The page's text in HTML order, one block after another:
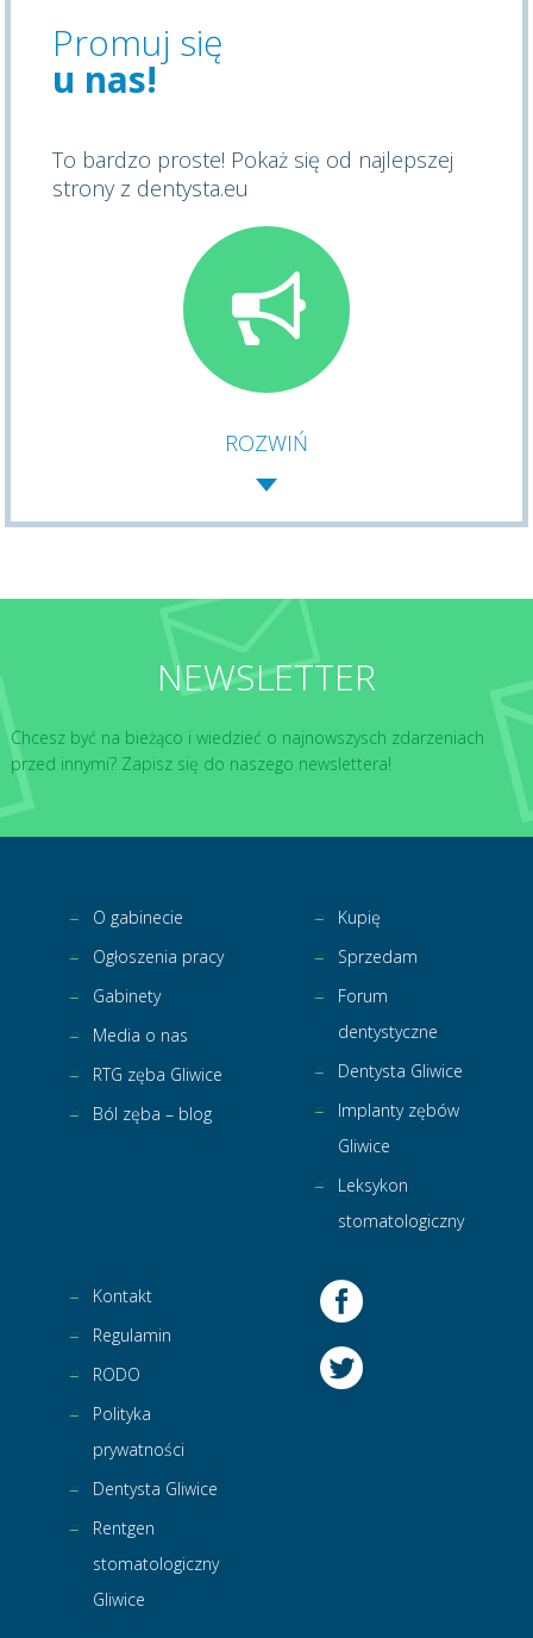
Promuj się
u nas!
To bardzo proste! Pokaż się od najlepszej
strony z dentysta.eu
ROZWIŃ
NEWSLETTER
Chcesz być na bieżąco i wiedzieć o najnowszysch zdarzeniach
przed innymi? Zapisz się do naszego newslettera!
O gabinecie
Ogłoszenia pracy
Gabinety
Media o nas
RTG zęba Gliwice
Ból zęba – blog
Kupię
Sprzedam
Forum
dentystyczne
Dentysta Gliwice
Implanty zębów
Gliwice
Leksykon
stomatologiczny
Kontakt
Regulamin
RODO
Polityka
prywatności
Dentysta Gliwice
Rentgen
stomatologiczny
Gliwice